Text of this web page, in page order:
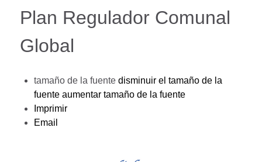
Plan Regulador Comunal
Global
tamaño de la fuente disminuir el tamaño de la
fuente aumentar tamaño de la fuente
Imprimir
Email